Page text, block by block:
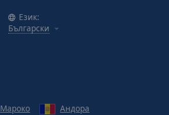
Език:
Български
Мароко Андора